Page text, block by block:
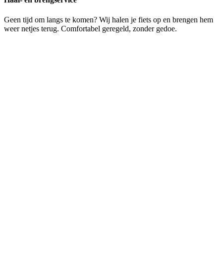
Geen tijd om langs te komen? Wij halen je fiets op en brengen hem
weer netjes terug. Comfortabel geregeld, zonder gedoe.